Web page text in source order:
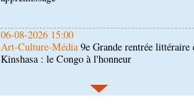
06-08-2026 15:00
ÉconomieDeuxième édition de la Gfac : le défi
d’offrir à la nation des produits alimentaires de
06-08-2026 14:30